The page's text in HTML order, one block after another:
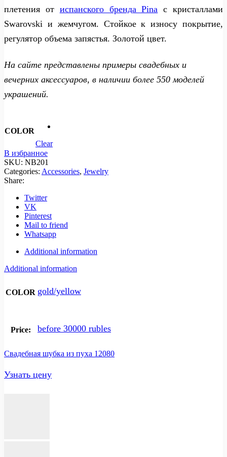
плетения от испанского бренда Pina с кристаллами
Swarovski и жемчугом. Стойкое к износу покрытие,
регулятор объема запястья. Золотой цвет.
На сайте представлены примеры свадебных и
вечерних аксессуаров, в наличии более 550 моделей
украшений.
COLOR
Clear
В избранное
SKU: NB201
Categories: Accessories, Jewelry
Share:
Twitter
VK
Pinterest
Mail to friend
Whatsapp
Additional information
Additional information
COLOR gold/yellow
Price: before 30000 rubles
Свадебная шубка из пуха 12080
Узнать цену